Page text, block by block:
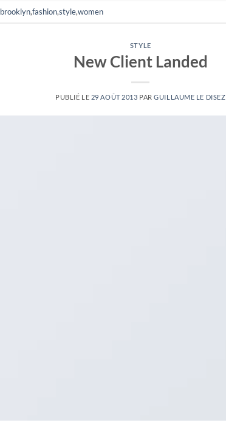
brooklyn,fashion,style,women
STYLE
New Client Landed
PUBLIÉ LE 29 AOÛT 2013 PARGUILLAUME LE DISEZ